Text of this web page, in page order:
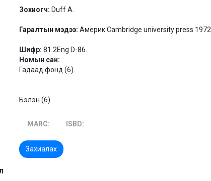
Зохиогч: Duff A.
Гаралтын мэдээ:Америк Cambridge university press 1972
Шифр:81.2Eng D-86.
Номын сан:
Гадаад фонд (6).
Бэлэн (6).
MARC: ISBD:
Захиалах